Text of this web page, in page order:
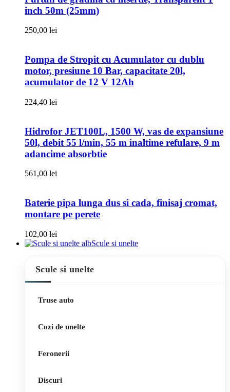
inch 50m (25mm)
250,00 lei
Pompa de Stropit cu Acumulator cu dublu
motor, presiune 10 Bar, capacitate 20l,
acumulator de 12 V 12Ah
224,40 lei
Hidrofor JET100L, 1500 W, vas de expansiune
50l, debit 55 l/min, 55 m inaltime refulare, 9 m
adancime absorbtie
561,00 lei
Baterie pipa lunga dus si cada, finisaj cromat,
montare pe perete
102,00 lei
Scule si unelte
Scule si unelte
Truse auto
Cozi de unelte
Feronerii
Discuri